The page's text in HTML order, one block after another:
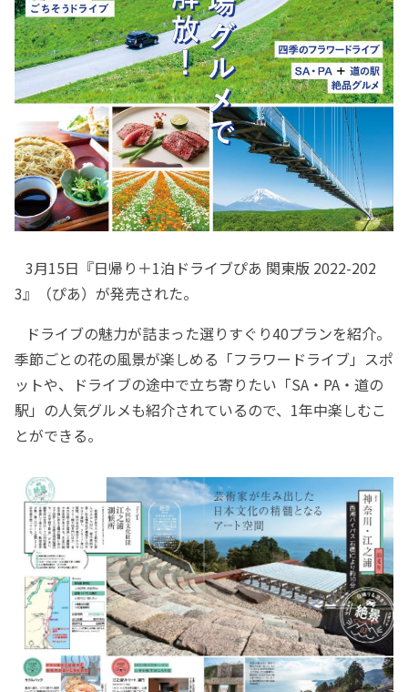
3月15日『日帰り＋1泊ドライブぴあ 関東版 2022-202
3』（ぴあ）が発売された。
ドライブの魅力が詰まった選りすぐり40プランを紹介。
季節ごとの花の風景が楽しめる「フラワードライブ」スポ
ットや、ドライブの途中で立ち寄りたい「SA・PA・道の
駅」の人気グルメも紹介されているので、1年中楽しむこ
とができる。